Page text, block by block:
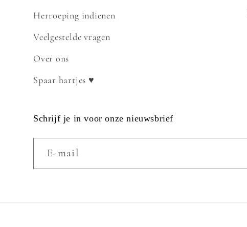
Herroeping indienen
Veelgestelde vragen
Over ons
Spaar hartjes ♥
Schrijf je in voor onze nieuwsbrief
E‑mail